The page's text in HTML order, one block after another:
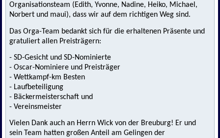
Organisationsteam (Edith, Yvonne, Nadine, Heiko, Michael,
Norbert und maui), dass wir auf dem richtigen Weg sind.
Das Orga-Team bedankt sich für die erhaltenen Präsente und
gratuliert allen Preisträgern:
- SD-Gesicht und SD-Nominierte
- Oscar-Nominiere und Preisträger
- Wettkampf-km Besten
- Laufbeteiligung
- Bäckermeisterschaft und
- Vereinsmeister
Vielen Dank auch an Herrn Wick von der Breuburg! Er und
sein Team hatten großen Anteil am Gelingen der